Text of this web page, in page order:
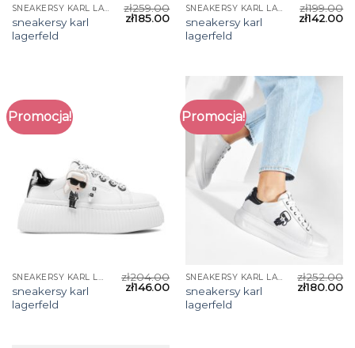
SNEAKERSY KARL LAGERFELD
sneakersy karl
lagerfeld
zł259.00
zł185.00
SNEAKERSY KARL LAGERFELD
sneakersy karl
lagerfeld
zł199.00
zł142.00
Promocja!
SNEAKERSY KARL LAGERFELD
sneakersy karl
lagerfeld
zł204.00
zł146.00
Promocja!
SNEAKERSY KARL LAGERFELD
sneakersy karl
lagerfeld
zł252.00
zł180.00